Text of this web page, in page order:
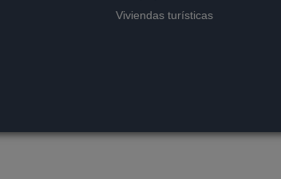
Viviendas turísticas